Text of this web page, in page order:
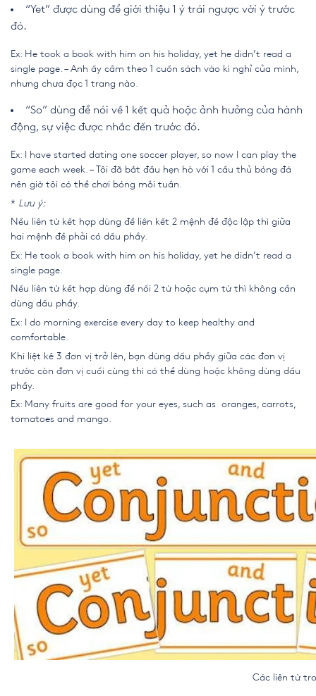
“Yet” được dùng để giới thiệu 1 ý trái ngược với ý trước
đó.
Ex: He took a book with him on his holiday, yet he didn’t read a
single page. – Anh ấy cầm theo 1 cuốn sách vào kì nghỉ của mình,
nhưng chưa đọc 1 trang nào.
“So” dùng để nói về 1 kết quả hoặc ảnh hưởng của hành
động, sự việc được nhắc đến trước đó.
Ex: I have started dating one soccer player, so now I can play the
game each week. – Tôi đã bắt đầu hẹn hò với 1 cầu thủ bóng đá
nên giờ tôi có thể chơi bóng mỗi tuần.
* Lưu ý:
Nếu liên từ kết hợp dùng để liên kết 2 mệnh đề độc lập thì giữa
hai mệnh đề phải có dấu phẩy.
Ex: He took a book with him on his holiday, yet he didn’t read a
single page.
Nếu liên từ kết hợp dùng để nối 2 từ hoặc cụm từ thì không cần
dùng dấu phẩy.
Ex: I do morning exercise every day to keep healthy and
comfortable.
Khi liệt kê 3 đơn vị trở lên, bạn dùng dấu phẩy giữa các đơn vị
trước còn đơn vị cuối cùng thì có thể dùng hoặc không dùng dấu
phẩy.
Ex: Many fruits are good for your eyes, such as oranges, carrots,
tomatoes and mango.
Các liên từ trong